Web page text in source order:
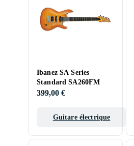
Ibanez SA Series
Standard SA260FM
399,00 €
Guitare électrique